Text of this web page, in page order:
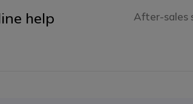
help After-sales